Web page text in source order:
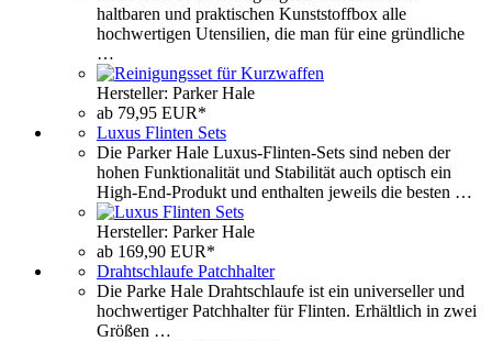
haltbaren und praktischen Kunststoffbox alle
hochwertigen Utensilien, die man für eine gründliche
…
Hersteller: Parker Hale
ab 79,95 EUR*
Luxus Flinten Sets
Die Parker Hale Luxus-Flinten-Sets sind neben der
hohen Funktionalität und Stabilität auch optisch ein
High-End-Produkt und enthalten jeweils die besten …
Hersteller: Parker Hale
ab 169,90 EUR*
Drahtschlaufe Patchhalter
Die Parke Hale Drahtschlaufe ist ein universeller und
hochwertiger Patchhalter für Flinten. Erhältlich in zwei
Größen …